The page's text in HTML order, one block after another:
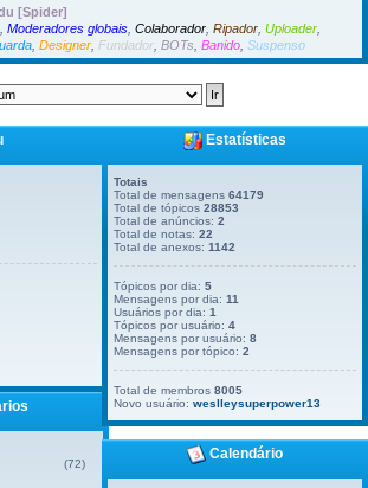
[Spider]
, Moderadores globais, Colaborador, Ripador, Uploader,
, Designer, Fundador, BOTs, Banido, Suspenso
(72)
Estatísticas
Totais
Total de mensagens64179
Total de tópicos28853
Total de anúncios:2
Total de notas:22
Total de anexos:1142
Tópicos por dia:5
Mensagens por dia:11
Usuários por dia:1
Tópicos por usuário:4
Mensagens por usuário:8
Mensagens por tópico:2
Total de membros8005
Novo usuário:weslleysuperpower13
Calendário